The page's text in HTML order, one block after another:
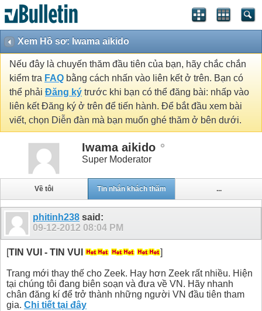
Xem Hồ sơ: Iwama aikido
Nếu đây là chuyến thăm đầu tiên của bạn, hãy chắc chắn
kiểm tra FAQ bằng cách nhấn vào liên kết ở trên. Bạn có
thể phải Đăng ký trước khi bạn có thể đăng bài: nhấp vào
liên kết Đăng ký ở trên để tiến hành. Để bắt đầu xem bài
viết, chọn Diễn đàn mà bạn muốn ghé thăm ở bên dưới.
Iwama aikido
Super Moderator
Về tôi Tin nhắn khách thăm ...
phitinh238 said:
09-12-2012 08:04 PM
[TIN VUI - TIN VUI ]
Trang mới thay thế cho Zeek. Hay hơn Zeek rất nhiều. Hiện
tại chúng tôi đang biên soạn và đưa về VN. Hãy nhanh
chân đăng kí để trở thành những người VN đầu tiên tham
gia. Chi tiết tại đây